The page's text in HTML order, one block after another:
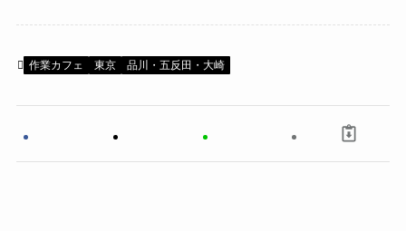
作業カフェ 東京 品川・五反田・大崎